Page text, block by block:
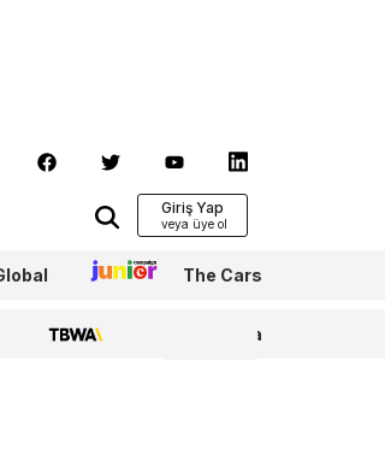
Giriş Yap
Junior The Cars
TBWA WPP Media